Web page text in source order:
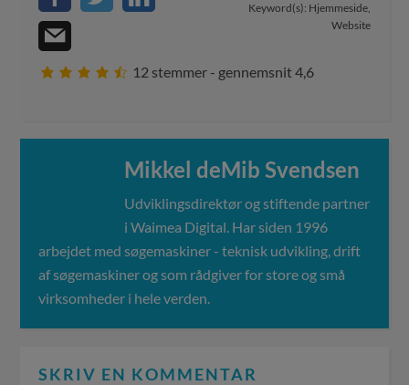
Keyword(s): Hjemmeside,
Website
12 stemmer - gennemsnit4,6
Mikkel deMib Svendsen
Udviklingsdirektør og stiftende partner
i Waimea Digital. Har siden 1996
arbejdet med søgemaskiner - teknisk udvikling, drift
af søgemaskiner og som rådgiver for store og små
virksomheder i hele verden.
SKRIV EN KOMMENTAR